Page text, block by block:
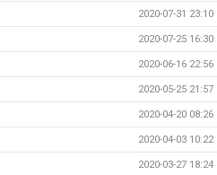
2020-07-31 23:10
2020-07-25 16:30
2020-06-16 22:56
2020-05-25 21:57
2020-04-20 08:26
2020-04-03 10:22
2020-03-27 18:24